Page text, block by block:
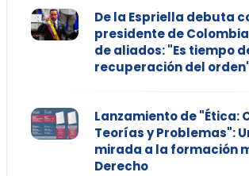
De la Espriella debuta
presidente de
de aliados: "Es tiempo
recuperación del
Lanzamiento de "Ética:
Teorías y Problemas":
mirada a la formación
Derecho